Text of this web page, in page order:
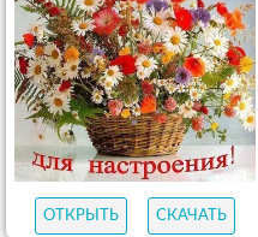
ОТКРЫТЬ СКАЧАТЬ